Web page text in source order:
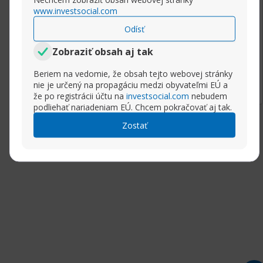
www.investsocial.com
Odísť
Zobraziť obsah aj tak
Beriem na vedomie, že obsah tejto webovej stránky
nie je určený na propagáciu medzi obyvateľmi EÚ a
že po registrácii účtu na investsocial.com nebudem
podliehať nariadeniam EÚ. Chcem pokračovať aj tak.
Zostať
It is about advertisement on your website.
Thank.
(5)